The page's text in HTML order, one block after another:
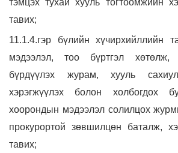
тэмцэх тухай хууль тогтоомжийн
тавих;
11.1.4.гэр бүлийн хүчирхийллийн
мэдээлэл, тоо бүртгэл хөтөлж,
бүрдүүлэх журам, хууль
хэрэгжүүлэх болон холбогдох
хоорондын мэдээлэл солилцох
прокурортой зөвшилцөн баталж,
тавих;